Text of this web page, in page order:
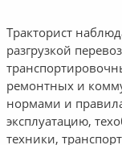
Тракторист
разгрузкой
ремонтных и
нормами и
эксплуатацию,
техники,